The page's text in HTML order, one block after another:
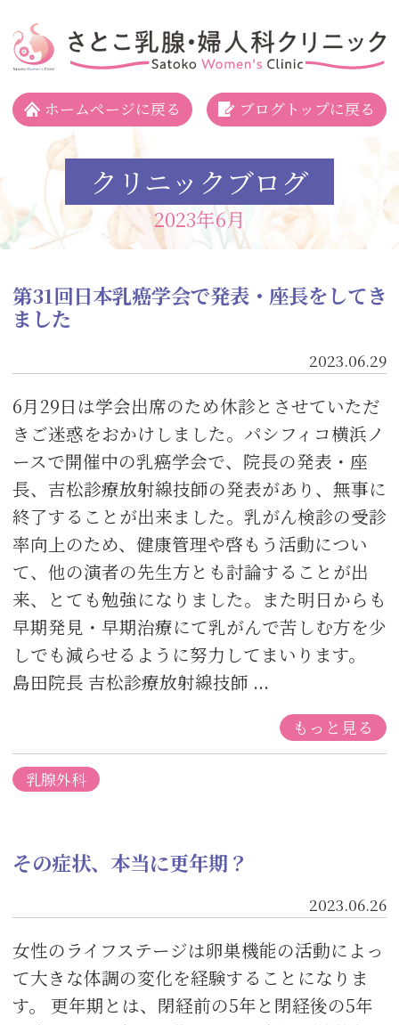
さとこ乳腺・婦人科クリニック
ホームページに戻る ブログトップに戻る
クリニックブログ
2023年6月
第31回日本乳癌学会で発表・座長をしてき
ました
2023.06.29
6月29日は学会出席のため休診とさせていただ
きご迷惑をおかけしました。パシフィコ横浜ノ
ースで開催中の乳癌学会で、院長の発表・座
長、吉松診療放射線技師の発表があり、無事に
終了することが出来ました。乳がん検診の受診
率向上のため、健康管理や啓もう活動につい
て、他の演者の先生方とも討論することが出
来、とても勉強になりました。また明日からも
早期発見・早期治療にて乳がんで苦しむ方を少
しでも減らせるように努力してまいります。
島田院長 吉松診療放射線技師 ...
もっと見る
乳腺外科
その症状、本当に更年期？
2023.06.26
女性のライフステージは卵巣機能の活動によっ
て大きな体調の変化を経験することになりま
す。 更年期とは、閉経前の5年と閉経後の5年